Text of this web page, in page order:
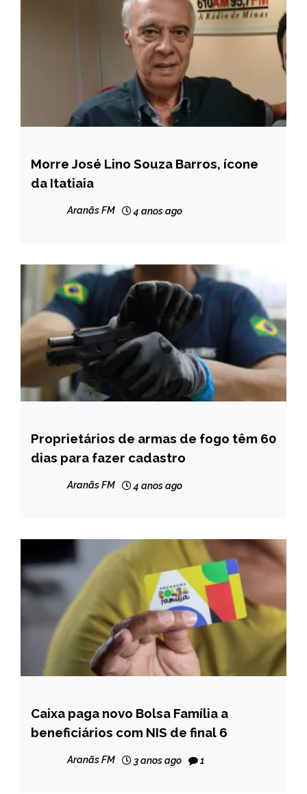
BRASIL
MINAS
Morre José Lino Souza Barros, ícone
da Itatiaia
Aranãs FM 4 anos ago
BRASIL
NOTÍCIAS
Proprietários de armas de fogo têm 60
dias para fazer cadastro
Aranãs FM 4 anos ago
BRASIL
CAPELINHA
Caixa paga novo Bolsa Família a
beneficiários com NIS de final 6
Aranãs FM 3 anos ago 1